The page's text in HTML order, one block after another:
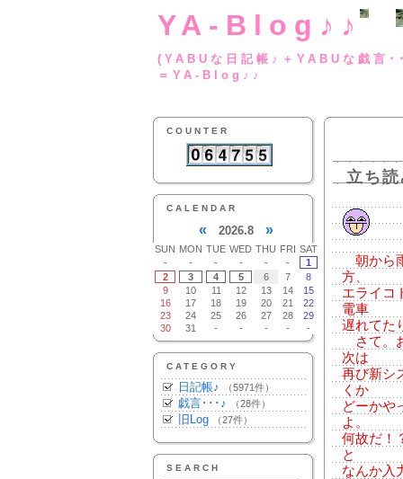
YA-Blog♪♪
(YABUな日記帳♪
＝YA-Blog♪♪
COUNTER
CALENDAR
« 2026.8 »
SUN MON TUE WED THU FRI SAT
-
- - - - -
1
2
3 4 5 6 7
8
9
10 11 12 13 14
15
16
17 18 19 20 21
22
23
24 25 26 27 28
29
30
31 - - - - -
CATEGORY
日記帳♪ （5971件）
戯言･･･♪ （28件）
旧Log （27件）
SEARCH
立ち
朝から
方、
エライコ
電車
遅れてた
さて。
次は
再び新シ
くか
どーかや
よ。
何故だ！
と
なんか入